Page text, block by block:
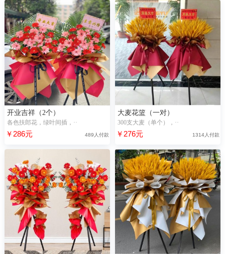
开业吉祥（2个）
各色扶郎花，绿叶间插，··
￥286元 489人付款
大麦花篮（一对）
300支大麦（单个），··
￥276元 1314人付款